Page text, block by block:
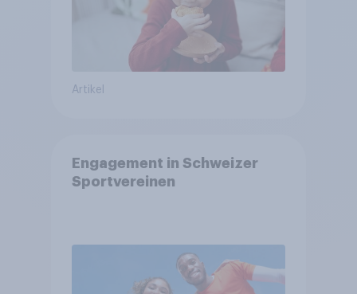
Artikel
Engagement in Schweizer
Sportvereinen